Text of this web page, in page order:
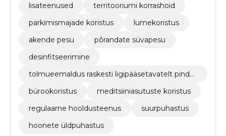
lisateenused
territooriumi korrashoid
parkimismajade koristus
lumekoristus
akende pesu
põrandate süvapesu
desinfitseerimine
tolmueemaldus raskesti ligipääsetavatelt pinda
bürookoristus
meditsiiniasutuste koristus
regulaarne hooldusteenus
suurpuhastus
hoonete üldpuhastus